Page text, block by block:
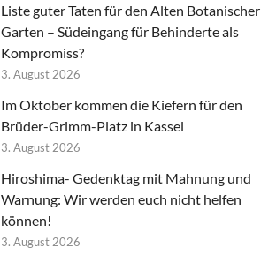
Liste guter Taten für den Alten Botanischer
Garten – Südeingang für Behinderte als
Kompromiss?
3. August 2026
Im Oktober kommen die Kiefern für den
Brüder-Grimm-Platz in Kassel
3. August 2026
Hiroshima- Gedenktag mit Mahnung und
Warnung: Wir werden euch nicht helfen
können!
3. August 2026